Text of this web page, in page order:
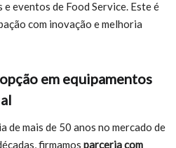
eventos de Food Service. Este é
com inovação e melhoria
em equipamentos
de mais de 50 anos no mercado de
firmamos parceria com